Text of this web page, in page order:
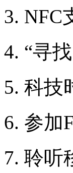
3. NFC
4. “寻
5. 科技
6. 参加
7. 聆听